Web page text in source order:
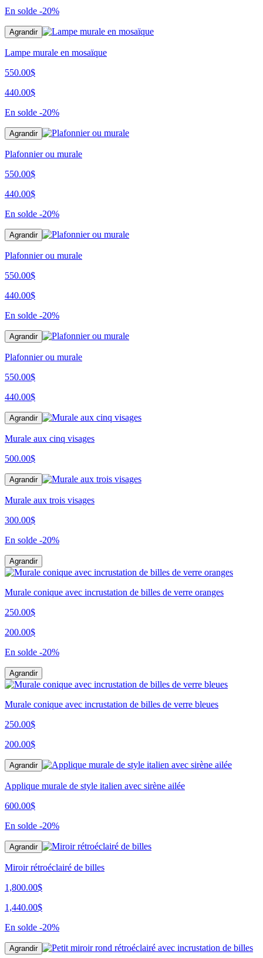
En solde -20%
Agrandir
Lampe murale en mosaïque
550.00$
440.00$
En solde -20%
Agrandir
Plafonnier ou murale
550.00$
440.00$
En solde -20%
Agrandir
Plafonnier ou murale
550.00$
440.00$
En solde -20%
Agrandir
Plafonnier ou murale
550.00$
440.00$
Agrandir
Murale aux cinq visages
500.00$
Agrandir
Murale aux trois visages
300.00$
En solde -20%
Agrandir
Murale conique avec incrustation de billes de verre oranges
250.00$
200.00$
En solde -20%
Agrandir
Murale conique avec incrustation de billes de verre bleues
250.00$
200.00$
Agrandir
Applique murale de style italien avec sirène ailée
600.00$
En solde -20%
Agrandir
Miroir rétroéclairé de billes
1,800.00$
1,440.00$
En solde -20%
Agrandir